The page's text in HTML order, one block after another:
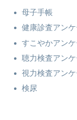
母子手帳
健康診査アンケ
すこやかアンケ
聴力検査アン
視力検査アン
検尿